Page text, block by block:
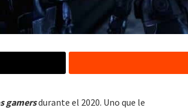
gamersdurante el 2020. Uno que le